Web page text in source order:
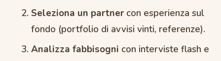
Seleziona un partner con esperienza sul
fondo (portfolio di avvisi vinti, referenze).
Analizza fabbisogni con interviste flash e